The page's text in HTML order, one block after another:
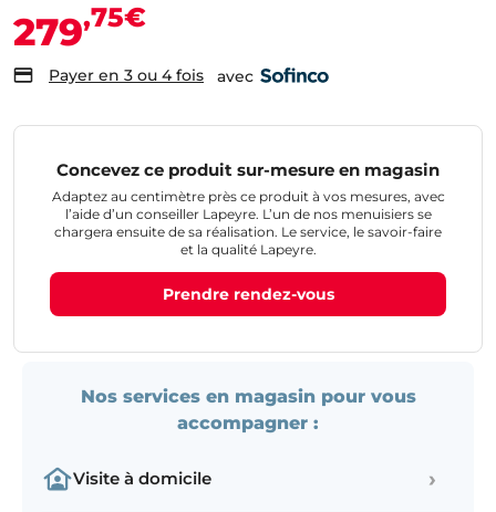
279,75€
Payer en 3 ou 4 fois avec
Concevez ce produit sur-mesure en magasin
Adaptez au centimètre près ce produit à vos mesures, avec
l’aide d’un conseiller Lapeyre. L’un de nos menuisiers se
chargera ensuite de sa réalisation. Le service, le savoir-faire
et la qualité Lapeyre.
Prendre rendez-vous
Nos services en magasin pour vous
accompagner :
Visite à domicile ›